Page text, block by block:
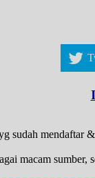
sudah
macam